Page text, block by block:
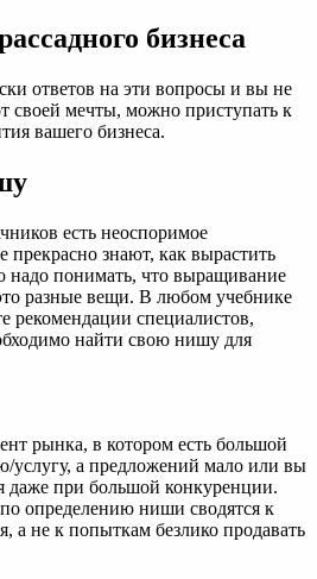
бизнеса
ответов на эти вопросы и вы не
своей мечты, можно приступать к
вашего бизнеса.
есть неоспоримое
знают, как вырастить
надо понимать, что выращивание
разные вещи. В любом учебнике
рекомендации специалистов,
найти свою нишу для
рынка, в котором есть большой
услугу, а предложений мало или вы
даже при большой конкуренции.
определению ниши сводятся к
а не к попыткам безлико продавать